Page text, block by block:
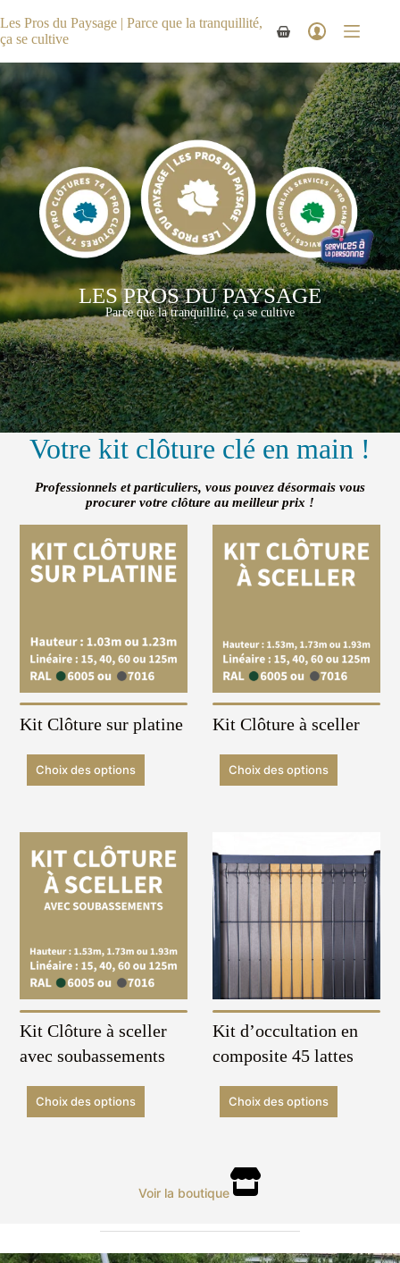
au
contenu
Les Pros du Paysage | Parce que la tranquillité,
ça se cultive
Panier
LES PROS DU PAYSAGE
Parce que la tranquillité, ça se cultive
Votre kit clôture clé en main !
Professionnels et particuliers, vous pouvez désormais vous
procurer votre clôture au meilleur prix !
Kit Clôture sur platine
Choix des options
Kit Clôture à sceller
Choix des options
Kit Clôture à sceller
avec soubassements
Choix des options
Kit d’occultation en
composite 45 lattes
Choix des options
Voir la boutique